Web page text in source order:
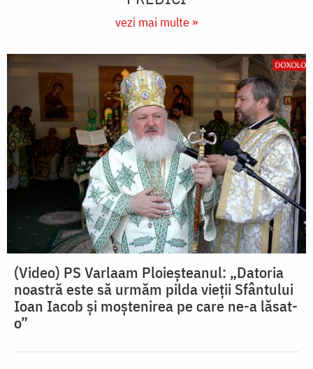
vezi mai multe »
(Video) PS Varlaam Ploieșteanul: „Datoria
noastră este să urmăm pilda vieții Sfântului
Ioan Iacob și moștenirea pe care ne-a lăsat-
o”